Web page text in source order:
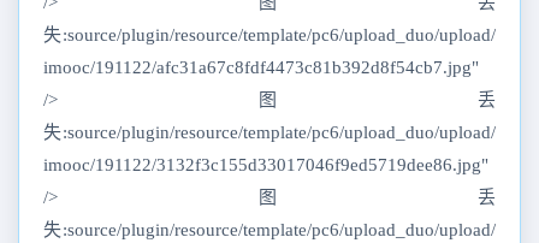
失:source/plugin/resource/template/pc6/upload_duo/upload/
imooc/191122/afc31a67c8fdf4473c81b392d8f54cb7.jpg"
/>图丢
失:source/plugin/resource/template/pc6/upload_duo/upload/
imooc/191122/3132f3c155d33017046f9ed5719dee86.jpg"
/>图丢
失:source/plugin/resource/template/pc6/upload_duo/upload/